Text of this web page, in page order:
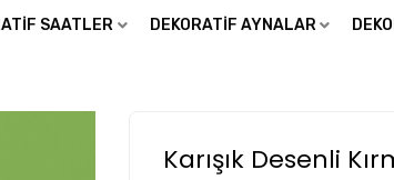
SAATLER DEKORATIF AYNALAR
Karışık Desenli